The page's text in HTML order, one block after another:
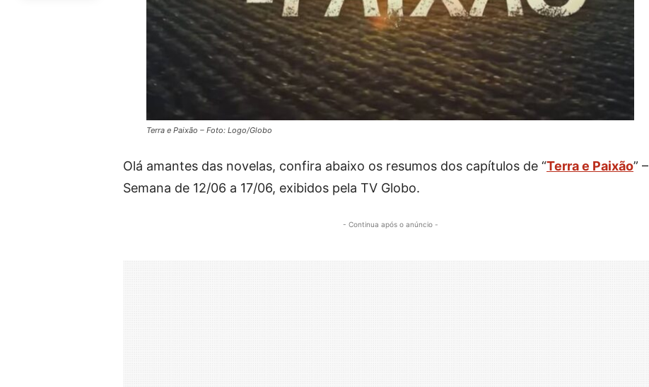
Terra e Paixão – Foto: Logo/Globo
Olá amantes das novelas, confira abaixo os resumos dos capítulos de “Terra e Paixão” –
Semana de 12/06 a 17/06, exibidos pela TV Globo.
- Continua após o anúncio -